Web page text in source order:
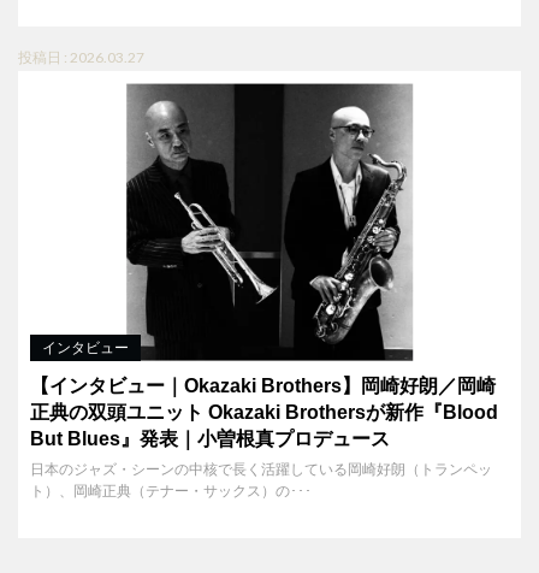
投稿日 : 2026.03.27
インタビュー
【インタビュー｜Okazaki Brothers】岡崎好朗／岡崎
正典の双頭ユニット Okazaki Brothersが新作『Blood
But Blues』発表｜小曽根真プロデュース
日本のジャズ・シーンの中核で長く活躍している岡崎好朗（トランペッ
ト）、岡崎正典（テナー・サックス）の･･･